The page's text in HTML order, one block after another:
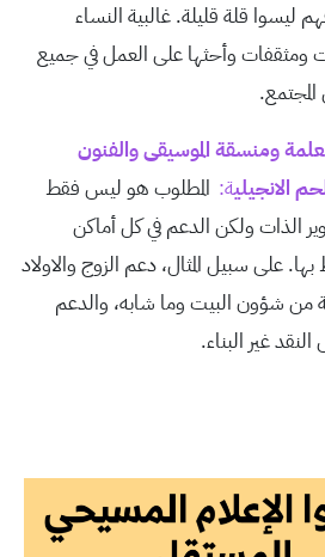
ليسوا قلة قليلة. غالبية النساء
ومثقفات وأحثها على العمل في جميع
ومنسقة الموسيقى والفنون
الانجيلية: المطلوب هو ليس فقط
الذات ولكن الدعم في كل أماكن
على سبيل المثال، دعم الزوج والاولاد
من شؤون البيت وما شابه، والدعم
غير البناء.